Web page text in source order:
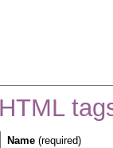
Name (required)